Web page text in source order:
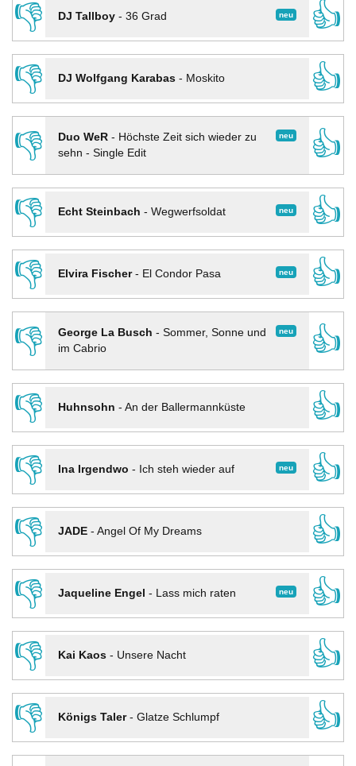
👎 neu
DJ Tallboy- 36 Grad
👍
👎
DJ Wolfgang Karabas- Moskito
👍
👎
neu
Duo WeR- Höchste Zeit sich wieder zu
sehn - Single Edit
👍
👎
neu
Echt Steinbach - Wegwerfsoldat
👍
👎
neu
Elvira Fischer- El Condor Pasa
👍
👎
neu
George La Busch - Sommer, Sonne und
im Cabrio
👍
👎
Huhnsohn - An der Ballermannküste
👍
👎
neu
Ina Irgendwo - Ich steh wieder auf
👍
👎
JADE- Angel Of My Dreams
👍
👎
neu
Jaqueline Engel - Lass mich raten
👍
👎
Kai Kaos- Unsere Nacht
👍
👎
Königs Taler- Glatze Schlumpf
👍